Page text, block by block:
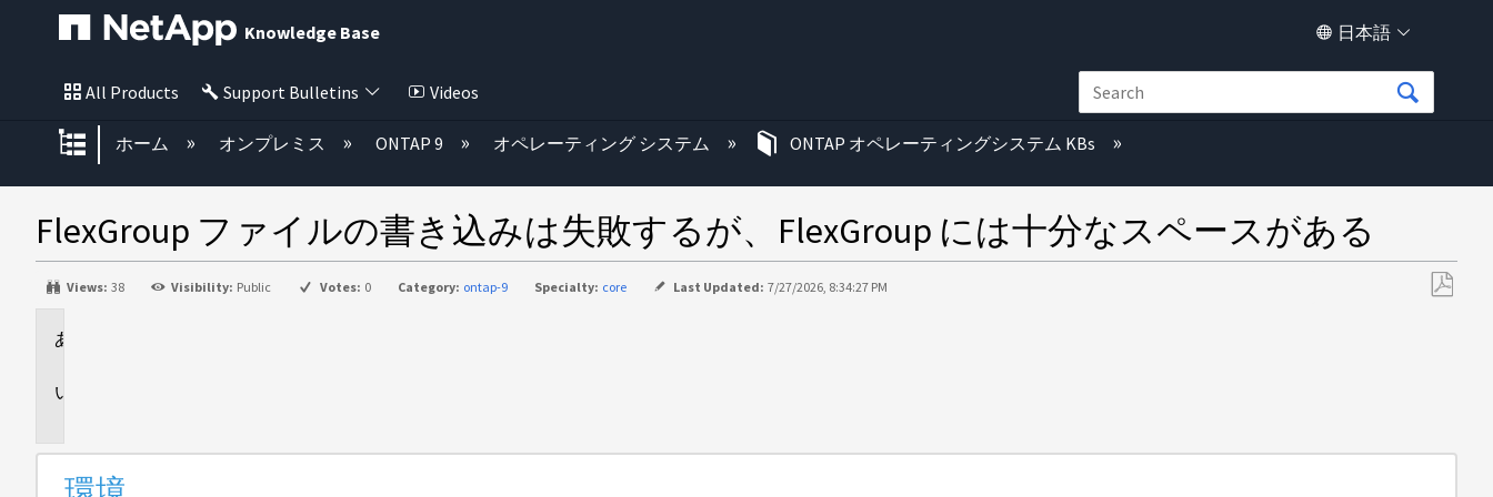
Knowledge Base 日本語
All Products Support Bulletins Videos
グローバル階層を展開/折りたたむ
ホーム オンプレミス ONTAP 9 オペレーティング システム ONTAP オペレーティングシステム KBs
FlexGroup ファイルの書き込みは失敗するが、FlexGroup には十分なスペースがある
Views: 38 Visibility: Public Votes: 0 Category: ontap-9 Specialty: core Last Updated: 7/27/2026, 8:34:27 PM